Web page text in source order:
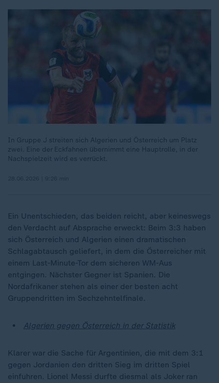
In Gruppe J streiten sich Algerien und Österreich um Platz
zwei. Eine der Eckfahnen übernimmt eine Hauptrolle, in der
Nachspielzeit wird es verrückt.
Ein Unentschieden, das beiden reicht, aber keineswegs
den Verdacht auf Absprache erweckt: Beim 3:3 haben
sich Österreich und Algerien einen dramatischen
Schlagabtausch geliefert, in dem die Österreicher mit
einem Last-Minute-Tor dem sicheren WM-Aus
entgingen. Nächster Gegner ist Spanien. Die
Nordafrikaner stehen als einer der besten acht
Gruppendritten im Sechzehntelfinale.
Algerien gegen Österreich in der Statistik
Klarer war die Sache für Argentinien, die mit dem 3:1
gegen Jordanien den dritten Sieg im dritten Spiel
einfuhren. Lionel Messi durfte diesmal als Joker ran